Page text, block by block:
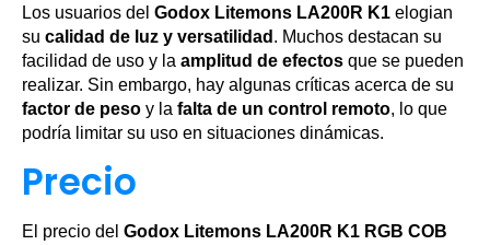
Los usuarios del Godox Litemons LA200R K1 elogian
su calidad de luz y versatilidad . Muchos destacan su
facilidad de uso y la amplitud de efectos que se pueden
realizar. Sin embargo, hay algunas críticas acerca de su
factor de peso y la falta de un control remoto, lo que
podría limitar su uso en situaciones dinámicas.
Precio
El precio del Godox Litemons LA200R K1 RGB COB